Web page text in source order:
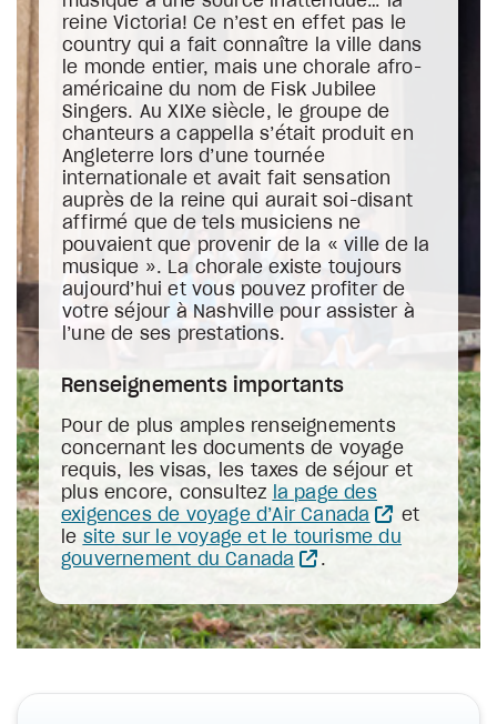
reine Victoria! Ce n’est en effet pas le
country qui a fait connaître la ville dans
le monde entier, mais une chorale afro-
américaine du nom de Fisk Jubilee
Singers. Au XIXe siècle, le groupe de
chanteurs a cappella s’était produit en
Angleterre lors d’une tournée
internationale et avait fait sensation
auprès de la reine qui aurait soi-disant
affirmé que de tels musiciens ne
pouvaient que provenir de la « ville de la
musique ». La chorale existe toujours
aujourd’hui et vous pouvez profiter de
votre séjour à Nashville pour assister à
l’une de ses prestations.
Renseignements importants
Pour de plus amples renseignements
concernant les documents de voyage
requis, les visas, les taxes de séjour et
plus encore, consultez
la page des
exigences de voyage d’Air Canada
et
le site sur le voyage et le tourisme du
gouvernement du Canada
.